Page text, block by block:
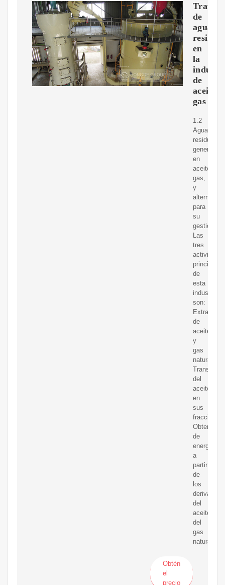
de
aguas
en
la
de
aceitey
gas
1.2
Aguas
residuales
generadas
en
aceitey
gas,
y
para
su
gestión.
Las
tres
principales
de
esta
industria
son:
Extracción
de
y
gas
natural.
del
en
sus
fracciones.
Obtención
de
energía
a
partir
de
los
derivados
del
aceitey
del
gas
natural.
Obtén
el
precio